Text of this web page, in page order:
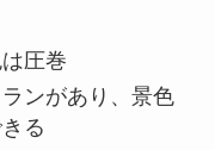
圧巻
ンがあり、景色
る